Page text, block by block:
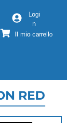
Logi
n
Il mio carrello
RED